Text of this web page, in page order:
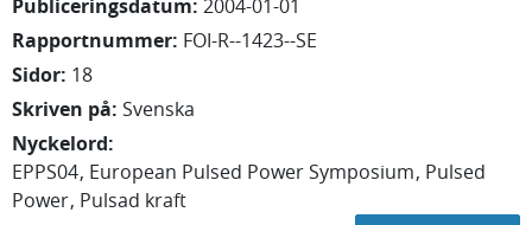
Publiceringsdatum: 2004-01-01
Rapportnummer: FOI-R--1423--SE
Sidor: 18
Skriven på: Svenska
Nyckelord:
EPPS04 European Pulsed Power Symposium Pulsed
Power Pulsad kraft